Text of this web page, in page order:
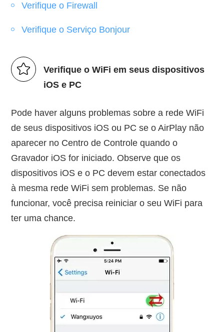
Verifique o Firewall
Verifique o Serviço Bonjour
Verifique o WiFi em seus dispositivos
iOS e PC
Pode haver alguns problemas sobre a rede WiFi
de seus dispositivos iOS ou PC se o AirPlay não
aparecer no Centro de Controle quando o
Gravador iOS for iniciado. Observe que os
dispositivos iOS e o PC devem estar conectados
à mesma rede WiFi sem problemas. Se não
funcionar, você precisa reiniciar o seu WiFi para
ter uma chance.